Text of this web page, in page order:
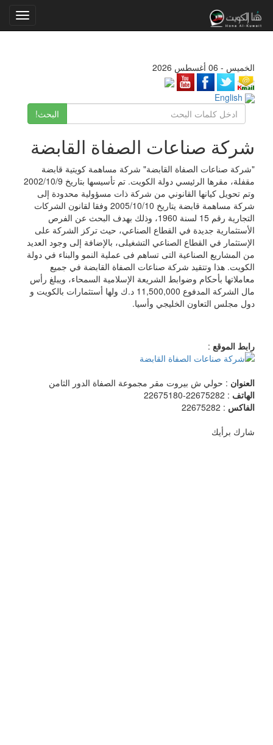
الخميس - 06 أغسطس 2026
البحث!
شركة صناعات الصفاة القابضة
"شركة صناعات الصفاة القابضة" شركة مساهمة كويتية قابضة
مقفلة، مقرها الرئيسي دولة الكويت. تم تأسيسها بتاريخ 2002/10/9
وتم تحويل كيانها القانوني من شركة ذات مسؤولية محدودة إلى
شركة مساهمة قابضة يتاريخ 2005/10/10 وفقا لقانون الشركات
التجارية رقم 15 لسنة 1960، وذلك بهدف البحث عن الفرص
الأستثمارية جديدة في القطاع الصناعي، حيث تركز الشركة على
الإستثمار في القطاع الصناعي التشغيلى، بالإضافة إلى وجود العديد
من المشاريع الصناعية التى تساهم فى عملية النمو والبناء في دولة
الكويت. هذا وتتقيد شركة صناعات الصفاة القابضة في جميع
معاملاتها بأحكام وضوابط الشريعة الإسلامية السمحاء، ويبلغ رأس
مال الشركة المدفوع 11,500,000 د.ك ولها أستثمارات بالكويت و
دول مجلس التعاون الخليجي وأسيا.
رابط الموقع :
العنوان : حولي ش بيروت مقر مجموعة الصفاة الدور الثامن
الهاتف : 22675282-22675180
الفاكس : 22675282
شارك برأيك